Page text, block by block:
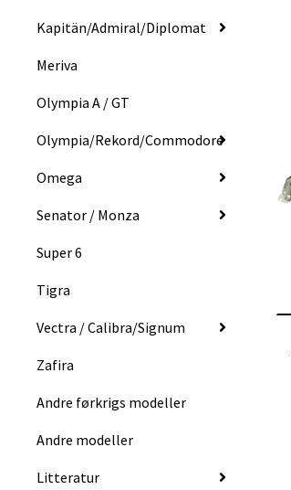
Kapitän/Admiral/Diplomat
Meriva
Olympia A / GT
Olympia/Rekord/Commodore
Omega
Senator / Monza
Super 6
Tigra
Vectra / Calibra/Signum
Zafira
Andre førkrigs modeller
Andre modeller
Litteratur